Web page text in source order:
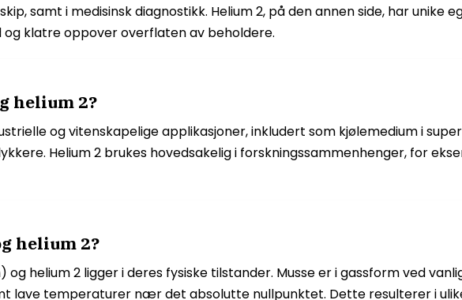
samt i medisinsk diagnostikk. Helium 2, på den annen side, har unike
klatre oppover overflaten av beholdere.
helium 2?
og vitenskapelige applikasjoner, inkludert som kjølemedium i
Helium 2 brukes hovedsakelig i forskningssammenhenger, for
helium 2?
helium 2 ligger i deres fysiske tilstander. Musse er i gassform ved
lave temperaturer nær det absolutte nullpunktet. Dette resulterer i